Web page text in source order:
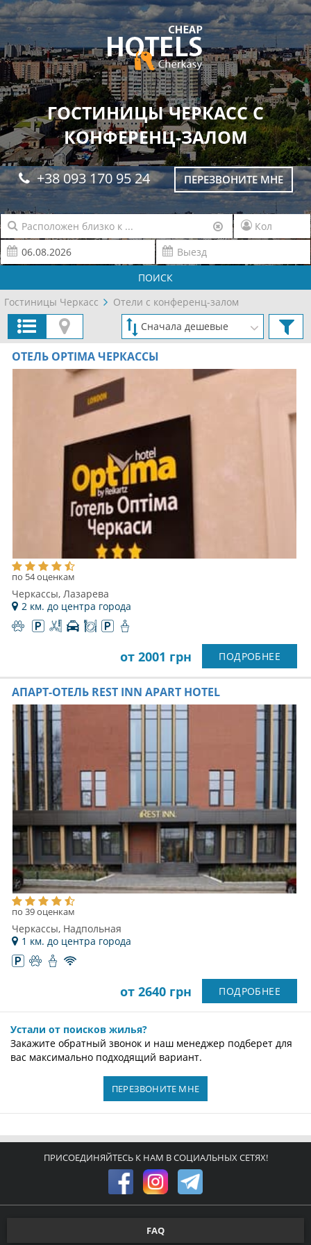
ГОСТИНИЦЫ ЧЕРКАСС С
КОНФЕРЕНЦ-ЗАЛОМ
+38 093 170 95 24 ПЕРЕЗВОНИТЕ МНЕ
ПОИСК
Гостиницы Черкасс
Отели с конференц-залом
ОТЕЛЬ OPTIMA ЧЕРКАССЫ
по 54 оценкам
Черкассы, Лазарева
2 км. до центра города
от 2001 грн ПОДРОБНЕЕ
АПАРТ-ОТЕЛЬ REST INN APART HOTEL
по 39 оценкам
Черкассы, Надпольная
1 км. до центра города
от 2640 грн ПОДРОБНЕЕ
Устали от поисков жилья?
Закажите обратный звонок и наш менеджер подберет для
вас максимально подходящий вариант.
ПЕРЕЗВОНИТЕ МНЕ
ПРИСОЕДИНЯЙТЕСЬ К НАМ В СОЦИАЛЬНЫХ СЕТЯХ!
FAQ